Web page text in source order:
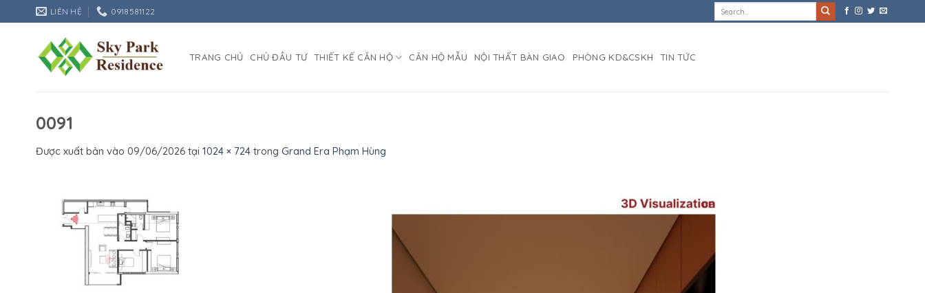
qua
LIÊN HỆ 0918581122
TRANG CHỦ CHỦ ĐẦU TƯ THIẾT KẾ CĂN HỘ CĂN HỘ MẪU NỘI THẤT BÀN GIAO PHÒNG KD&CSKH TIN TỨC
0091
Được xuất bản vào 09/06/2026 tại 1024 × 724 trong Grand Era Phạm Hùng